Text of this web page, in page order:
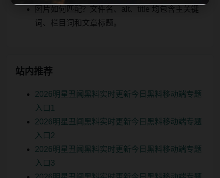
图片如何匹配？文件名、alt、title 均包含主关键
词、栏目词和文章标题。
站内推荐
2026明星丑闻黑料实时更新今日黑料移动端专题
入口1
2026明星丑闻黑料实时更新今日黑料移动端专题
入口2
2026明星丑闻黑料实时更新今日黑料移动端专题
入口3